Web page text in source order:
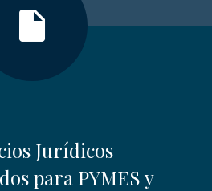
insert_drive_file
Jurídicos
para PYMES y